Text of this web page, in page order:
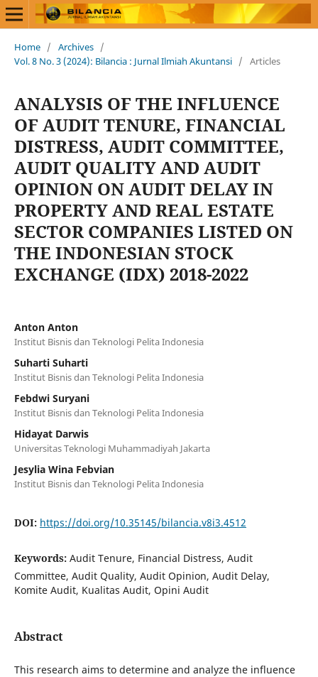
Home / Archives /
Vol. 8 No. 3 (2024): Bilancia : Jurnal Ilmiah Akuntansi / Articles
ANALYSIS OF THE INFLUENCE
OF AUDIT TENURE, FINANCIAL
DISTRESS, AUDIT COMMITTEE,
AUDIT QUALITY AND AUDIT
OPINION ON AUDIT DELAY IN
PROPERTY AND REAL ESTATE
SECTOR COMPANIES LISTED ON
THE INDONESIAN STOCK
EXCHANGE (IDX) 2018-2022
Anton Anton
Institut Bisnis dan Teknologi Pelita Indonesia
Suharti Suharti
Institut Bisnis dan Teknologi Pelita Indonesia
Febdwi Suryani
Institut Bisnis dan Teknologi Pelita Indonesia
Hidayat Darwis
Universitas Teknologi Muhammadiyah Jakarta
Jesylia Wina Febvian
Institut Bisnis dan Teknologi Pelita Indonesia
DOI: https://doi.org/10.35145/bilancia.v8i3.4512
Keywords: Audit Tenure, Financial Distress, Audit
Committee, Audit Quality, Audit Opinion, Audit Delay,
Komite Audit, Kualitas Audit, Opini Audit
Abstract
This research aims to determine and analyze the influence